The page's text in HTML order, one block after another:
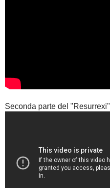
Seconda parte del "Resurrexi"